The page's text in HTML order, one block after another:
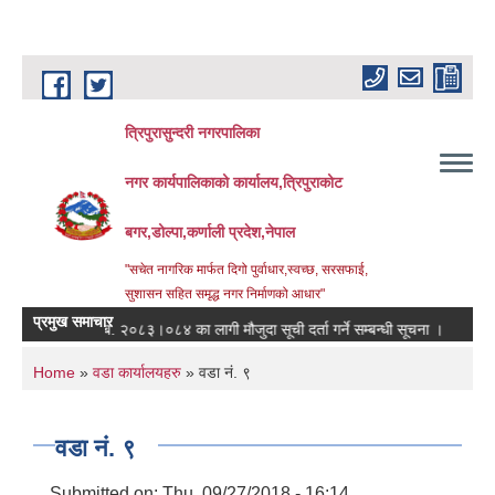
Skip to main content
त्रिपुरासुन्दरी नगरपालिका
नगर कार्यपालिकाको कार्यालय,त्रिपुराकोट
बगर,डोल्पा,कर्णाली प्रदेश,नेपाल
"सचेत नागरिक मार्फत दिगो पुर्वाधार,स्वच्छ, सरसफाई,
सुशासन सहित समृद्ध नगर निर्माणको आधार"
प्रमुख समाचार
आ.ब. २०८३।०८४ का लागी मौजुदा सूची दर्ता गर्ने सम्बन्धी सूचना ।
You are here
Home » वडा कार्यालयहरु » वडा नं. ९
वडा नं. ९